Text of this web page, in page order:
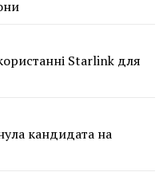
Starlink для
кандидата на